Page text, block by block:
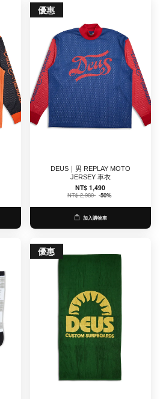
優惠
DEUS｜男 REPLAY MOTO
JERSEY 車衣
NT$ 1,490
NT$ 2,980 -50%
加入購物車
優惠